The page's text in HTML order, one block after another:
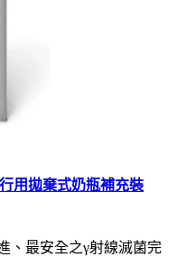
用拋棄式奶瓶補充裝
、最安全之γ射線滅菌完